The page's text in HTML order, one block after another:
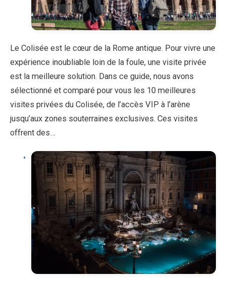
Le Colisée est le cœur de la Rome antique. Pour vivre une
expérience inoubliable loin de la foule, une visite privée
est la meilleure solution. Dans ce guide, nous avons
sélectionné et comparé pour vous les 10 meilleures
visites privées du Colisée, de l’accès VIP à l’arène
jusqu’aux zones souterraines exclusives. Ces visites
offrent des…